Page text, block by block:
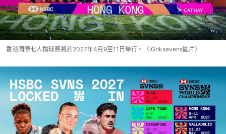
香港國際七人欖球賽將於2027年4月9至11日舉行。（IGhksevens圖片）